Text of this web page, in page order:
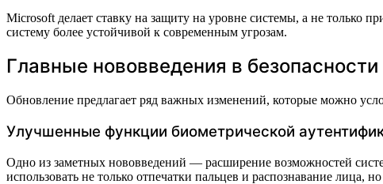
Microsoft делает ставку на защиту на уровне системы, а не
систему более устойчивой к современным угрозам.
Главные нововведения в безопасности
Обновление предлагает ряд важных изменений, которые можно
Улучшенные функции биометрической
Одно из заметных нововведений — расширение возможностей
использовать не только отпечатки пальцев и распознавание лица,